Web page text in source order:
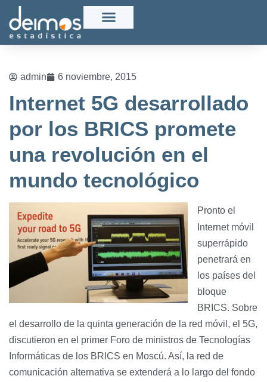
admin 6 noviembre, 2015
Internet 5G desarrollado
por los BRICS promete
una revolución en el
mundo tecnológico
Pronto el
Internet móvil
superrápido
penetrará en
los países del
bloque
BRICS. Sobre
el desarrollo de la quinta generación de la red móvil, el 5G,
discutieron en el primer Foro de ministros de Tecnologías
Informáticas de los BRICS en Moscú. Así, la red de
comunicación alternativa se extenderá a lo largo del fondo